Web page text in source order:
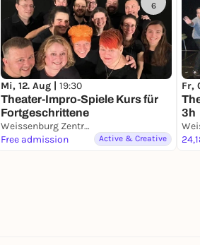
6
Mi, 12. Aug | 19:30
Theater-Impro-Spiele Kurs für
Fortgeschrittene
Weissenburg Zentrum LSBTTIQ Stuttgart
Free admission
Active & Creative
Fr,
3h